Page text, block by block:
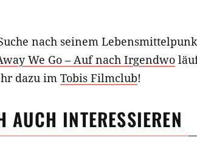
nach seinem
We Go – Auf nach Irgendwo
dazu im Tobis Filmclub!
AUCH INTERESSIEREN